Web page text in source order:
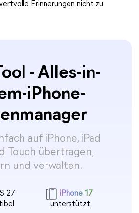
Erinnerungen nicht zu
- Alles-in-
iPhone-
auf iPhone, iPad
Touch übertragen,
und verwalten.
27
iPhone 17
unterstützt